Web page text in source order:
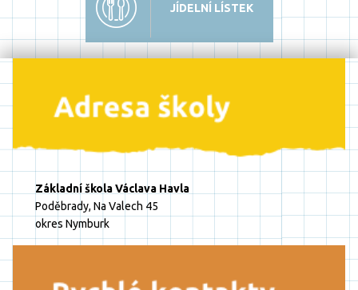
JÍDELNÍ LÍSTEK
Základní škola Václava Havla
Poděbrady, Na Valech 45
okres Nymburk